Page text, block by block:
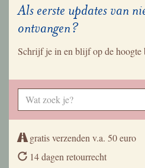
Als eerste updates van
ontvangen?
Schrijf je in en blijf op de hoogte
gratis verzenden v.a. 50 euro
14 dagen retourrecht